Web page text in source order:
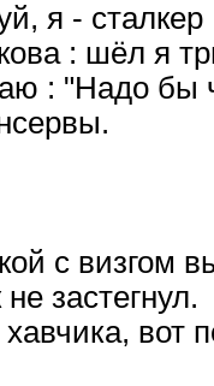
я -
: шёл я
: "Надо бы
с визгом
застегнул.
хавчика,